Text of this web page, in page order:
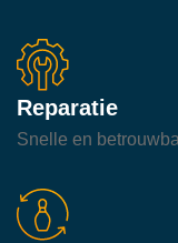
Reparatie
Snelle en